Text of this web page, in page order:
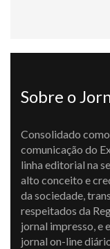
Sobre o
Consolidado
comunicação do
linha editorial na
alto conceito e
da sociedade,
respeitados da
jornal impresso, e
jornal on-line